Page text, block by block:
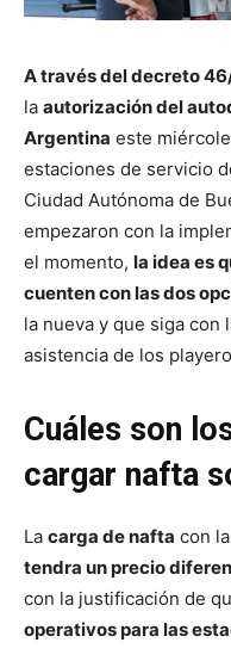
A través del decreto
la autorización del
Argentina este
estaciones de servicio
Ciudad Autónoma de
empezaron con la
el momento, la idea es
cuenten con las dos
la nueva y que siga con
asistencia de los
Cuáles son
cargar nafta
La carga de nafta con la
tendra un precio
con la justificación de
operativos para las